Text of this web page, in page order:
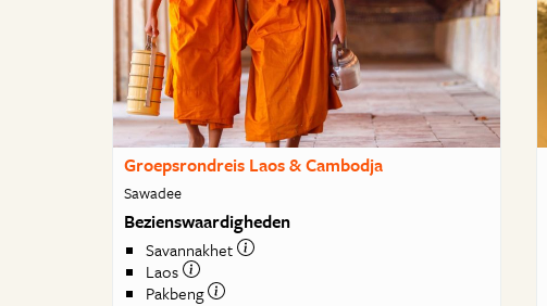
Groepsrondreis Laos & Cambodja
Sawadee
Bezienswaardigheden
Savannakhet
Laos
Pakbeng